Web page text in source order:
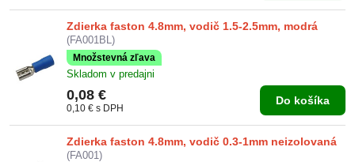
Zdierka faston 4.8mm, vodič 1.5-2.5mm, modrá
(FA001BL)
Množstevná zľava
Skladom v predajni
0,08 €
0,10 € s DPH
Do košíka
Zdierka faston 4.8mm, vodič 0.3-1mm neizolovaná
(FA001)